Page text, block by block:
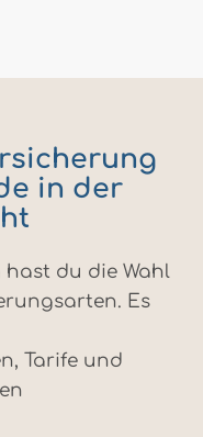
in der
du die Wahl
Es
Tarife und